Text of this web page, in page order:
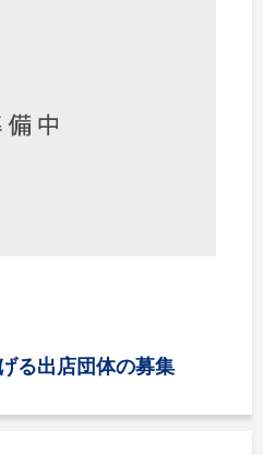
る出店団体の募集